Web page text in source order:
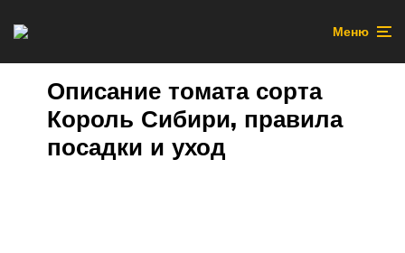
Меню
Описание томата сорта
Король Сибири, правила
посадки и уход